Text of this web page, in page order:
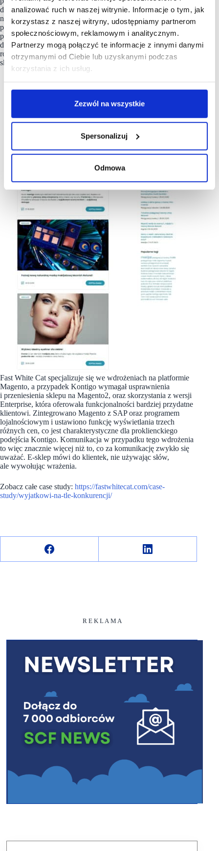
analizować ruch w naszej witrynie. Informacje o tym, jak
korzystasz z naszej witryny, udostępniamy partnerom
społecznościowym, reklamowym i analitycznym.
Partnerzy mogą połączyć te informacje z innymi danymi
otrzymanymi od Ciebie lub uzyskanymi podczas
korzystania z ich usług.
Zezwól na wszystkie
Spersonalizuj
Odmowa
dla nas ważne, żebyśmy mieli możliwość szybkiej reakcji
na zmieniającą się rzeczywistość. Dodatkowo moduł do ankiet
pozwala umieścić ankietę w sklepie lub wysłać mailowo
po zrealizowaniu zakupu offline, co daje możliwość
dostosowania sklepu do potrzeb klientek. Jest to autorskie
rozwiązanie Fast White Cat. Ponadto, klientki mają możliwość
skorzystania z czatu, aby skontaktować się z BOK.
Fast White Cat specjalizuje się we wdrożeniach na platformie
Magento, a przypadek Kontigo wymagał usprawnienia
i przeniesienia sklepu na Magento2, oraz skorzystania z wersji
Enterprise, która oferowała funkcjonalności bardziej przydatne
klientowi. Zintegrowano Magento z SAP oraz programem
lojalnościowym i ustawiono funkcję wyświetlania trzech
różnych cen, co jest charakterystyczne dla proklienckiego
podejścia Kontigo. Komunikacja w przypadku tego wdrożenia
to więc znacznie więcej niż to, co za komunikację zwykło się
uważać. E-sklep mówi do klientek, nie używając słów,
ale wywołując wrażenia.
Zobacz całe case study: https://fastwhitecat.com/case-
study/wyjatkowi-na-tle-konkurencji/
R E K L A M A